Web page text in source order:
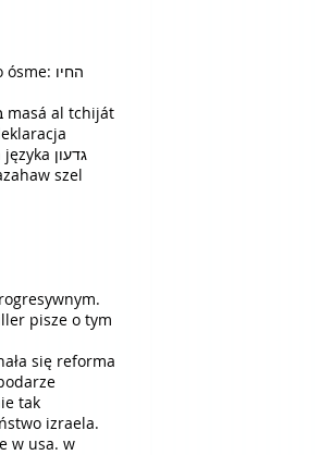
pisze o tym
się reforma
tak
izraela.
w usa. w